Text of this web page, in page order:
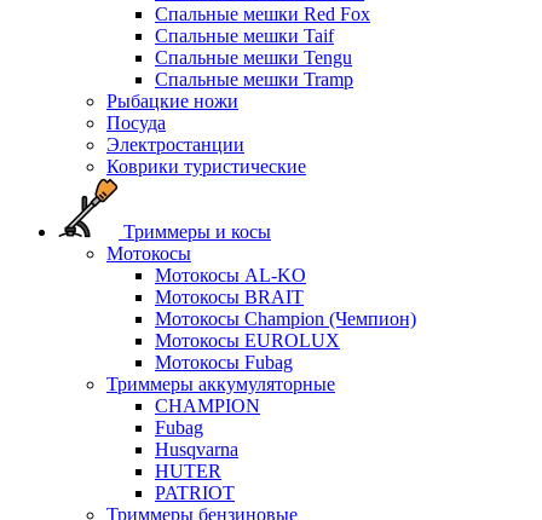
Спальные мешки Red Fox
Спальные мешки Taif
Спальные мешки Tengu
Спальные мешки Tramp
Рыбацкие ножи
Посуда
Электростанции
Коврики туристические
Триммеры и косы
Мотокосы
Мотокосы AL-KO
Мотокосы BRAIT
Мотокосы Champion (Чемпион)
Мотокосы EUROLUX
Мотокосы Fubag
Триммеры аккумуляторные
CHAMPION
Fubag
Husqvarna
HUTER
PATRIOT
Триммеры бензиновые